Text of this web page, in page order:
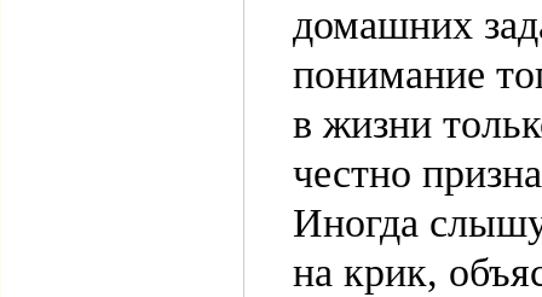
домашних
понимание
в жизни
честно
Иногда
на крик,